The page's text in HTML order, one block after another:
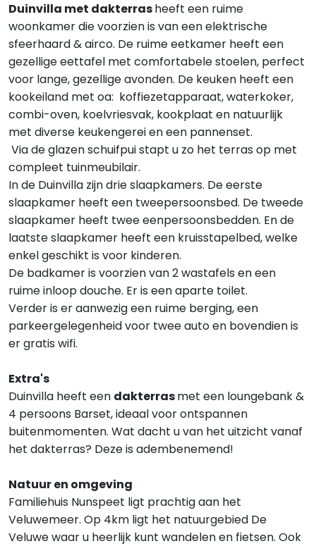
Duinvilla met dakterrasheeft een ruime
woonkamer die voorzien is van een elektrische
sfeerhaard & airco. De ruime eetkamer heeft een
gezellige eettafel met comfortabele stoelen, perfect
voor lange, gezellige avonden. De keuken heeft een
kookeiland met oa: koffiezetapparaat, waterkoker,
combi-oven, koelvriesvak, kookplaat en natuurlijk
met diverse keukengerei en een pannenset.
Via de glazen schuifpui stapt u zo het terras op met
compleet tuinmeubilair.
In de Duinvilla zijn drie slaapkamers. De eerste
slaapkamer heeft een tweepersoonsbed. De tweede
slaapkamer heeft twee eenpersoonsbedden. En de
laatste slaapkamer heeft een kruisstapelbed, welke
enkel geschikt is voor kinderen.
De badkamer is voorzien van 2 wastafels en een
ruime inloop douche. Er is een aparte toilet.
Verder is er aanwezig een ruime berging, een
parkeergelegenheid voor twee auto en bovendien is
er gratis wifi.
Extra's
Duinvilla heeft een dakterrasmet een loungebank &
4 persoons Barset, ideaal voor ontspannen
buitenmomenten. Wat dacht u van het uitzicht vanaf
het dakterras? Deze is adembenemend!
Natuur en omgeving
Familiehuis Nunspeet ligt prachtig aan het
Veluwemeer. Op 4km ligt het natuurgebied De
Veluwe waar u heerlijk kunt wandelen en fietsen. Ook